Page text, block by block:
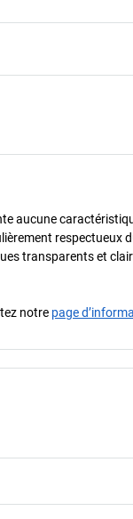
aucune
respectueux
transparents et
notre page